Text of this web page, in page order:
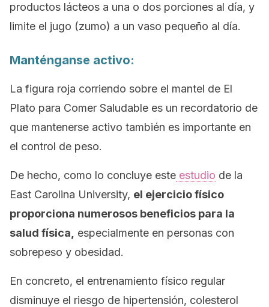
productos lácteos a una o dos porciones al día, y
limite el jugo (zumo) a un vaso pequeño al día.
Manténganse activo:
La figura roja corriendo sobre el mantel de El
Plato para Comer Saludable es un recordatorio de
que mantenerse activo también es importante en
el control de peso.
De hecho, como lo concluye este estudio de la
East Carolina University, el ejercicio físico
proporciona numerosos beneficios para la
salud física,
especialmente en personas con
sobrepeso y obesidad.
En concreto, el entrenamiento físico regular
disminuye el riesgo de hipertensión, colesterol